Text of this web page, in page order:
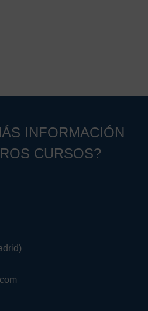
INFORMACIÓN
CURSOS?